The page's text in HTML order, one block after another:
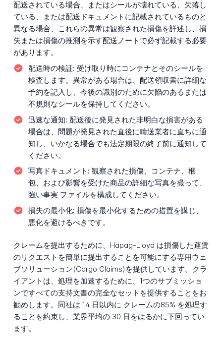
配送されている場合、またはシールが壊れている、欠落し
ている、または配送ドキュメントに記載されているものと
異なる場合、これらの異常は観察された損傷を詳述し、損
失または損傷の推測を示す配送ノートで必ず記載する必要
があります。
配送時の検証: 受け取り時にコンテナとそのシールを
検査します。異常がある場合は、配送領収書に詳細な
予約を記入し、今後の識別のために欠陥のあるまたは
不規則なシールを保持してください。
迅速な通知: 配送後に発見された非明白な損害がある
場合は、問題が発見された直後に輸送業者に直ちに通
知し、いかなる場合でも法定期限の終了前に通知して
ください。
写真ドキュメント: 観察された損傷、コンテナ、梱
包、および影響を受けた商品の詳細な写真を撮って、
強い事実 ファイルを構成してください。
損失の最小化: 損傷を最小化するための措置を講じ、
悪化を避けるべきです。
クレームを提出するために、Hapag-Lloyd は損傷した運賃
のリクエストを簡単に提出することを可能にする専用ウェ
ブソリューション(Cargo Claims)を提供しています。クラ
イアントは、処理を加速するために、1つのサブミッショ
ンですべての支持文書の完全なセットを提供することをお
勧めします。同社は 14 日以内に クレームの85% を処理す
ることを約束し、業界平均の 30 日をはるかに下回ってい
ます。